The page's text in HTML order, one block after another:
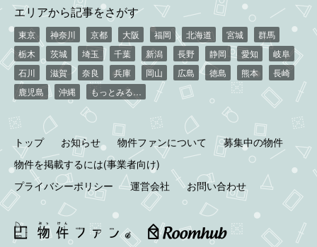
エリアから記事をさがす
東京 神奈川 京都 大阪 福岡 北海道 宮城
群馬
栃木
茨城 埼玉 千葉 新潟 長野 静岡 愛知
岐阜
石川
滋賀 奈良 兵庫 岡山 広島 徳島 熊本
長崎
鹿児島
沖縄 もっとみる…
トップ お知らせ 物件ファンについて
募集中の物件
物件を掲載するには(事業者向け)
プライバシーポリシー
運営会社 お問い合わせ